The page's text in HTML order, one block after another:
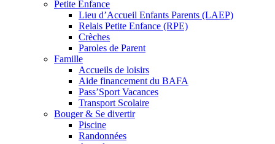
Petite Enfance
Lieu d’Accueil Enfants Parents (LAEP)
Relais Petite Enfance (RPE)
Crèches
Paroles de Parent
Famille
Accueils de loisirs
Aide financement du BAFA
Pass’Sport Vacances
Transport Scolaire
Bouger & Se divertir
Piscine
Randonnées